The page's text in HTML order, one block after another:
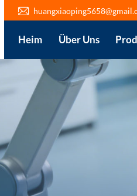
Heim Über Uns